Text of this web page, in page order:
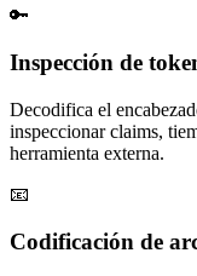
🔑
Inspección de
Decodifica el
inspeccionar claims,
herramienta externa.
📧
Codificación de